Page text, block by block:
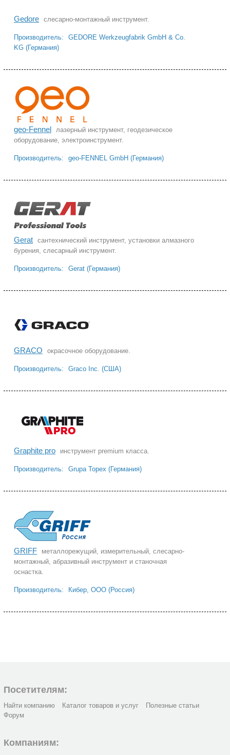
Gedore слесарно-монтажный инструмент.
Производитель:
GEDORE Werkzeugfabrik GmbH & Co.
KG (Германия)
geo-Fennel лазерный инструмент, геодезическое
оборудование, электроинструмент.
Производитель: geo-FENNEL GmbH (Германия)
Gerat сантехнический инструмент, установки алмазного
бурения, слесарный инструмент.
Производитель: Gerat (Германия)
GRACO окрасочное оборудование.
Производитель: Graco Inc. (США)
Graphite pro инструмент premium класса.
Производитель: Grupa Topex (Германия)
GRIFF
металлорежущий, измерительный, слесарно-
монтажный, абразивный инструмент и станочная
оснастка.
Производитель: Кибер, ООО (Россия)
Посетителям:
Найти компанию Каталог товаров и услуг
Полезные статьи
Форум
Компаниям: